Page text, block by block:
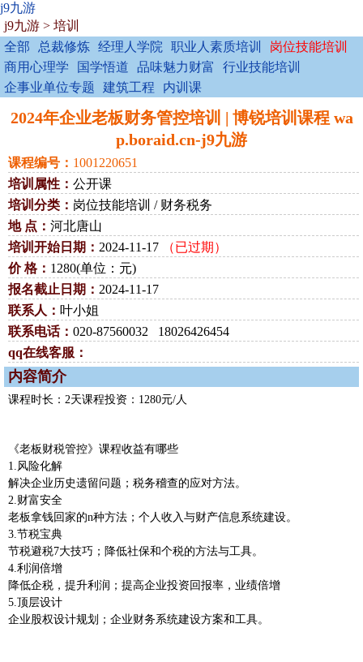
j9九游
j9九游 > 培训
全部
总裁修炼 经理人学院 职业人素质培训
岗位技能培训
商用心理学
国学悟道 品味魅力财富
行业技能培训
企事业单位专题
建筑工程 内训课
2024年企业老板财务管控培训 | 博锐培训课程 wa
p.boraid.cn-j9九游
课程编号： 1001220651
培训属性： 公开课
培训分类： 岗位技能培训 / 财务税务
地 点： 河北唐山
培训开始日期： 2024-11-17
（已过期）
价 格： 1280(单位：元)
报名截止日期： 2024-11-17
联系人： 叶小姐
联系电话： 020-87560032 18026426454
qq在线客服：
内容简介
课程时长：2天课程投资：1280元/人
《老板财税管控》课程收益有哪些
1.风险化解
解决企业历史遗留问题；税务稽查的应对方法。
2.财富安全
老板拿钱回家的n种方法；个人收入与财产信息系统建设。
3.节税宝典
节税避税7大技巧；降低社保和个税的方法与工具。
4.利润倍增
降低企税，提升利润；提高企业投资回报率，业绩倍增
5.顶层设计
企业股权设计规划；企业财务系统建设方案和工具。